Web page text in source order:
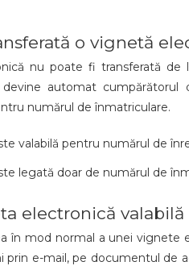
o vignetă
nu poate fi transferată de
devine automat
numărul de înmatriculare.
valabilă pentru numărul de
legată doar de numărul de
electronică
în mod normal a unei
prin e-mail, pe documentul de